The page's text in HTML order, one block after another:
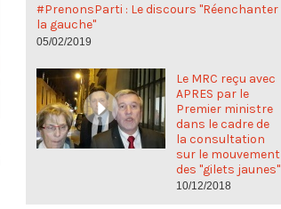
#PrenonsParti : Le discours "Réenchanter
la gauche"
05/02/2019
Le MRC reçu avec
APRES par le
Premier ministre
dans le cadre de
la consultation
sur le mouvement
des "gilets jaunes"
10/12/2018